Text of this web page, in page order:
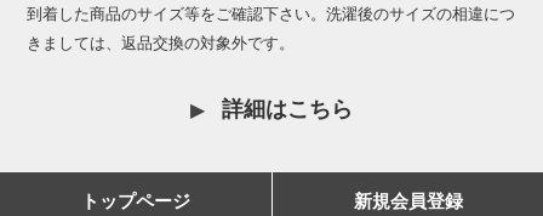
到着した商品のサイズ等をご確認下さい。洗濯後のサイズの相違につ
きましては、返品交換の対象外です。
詳細はこちら
トップページ 新規会員登録